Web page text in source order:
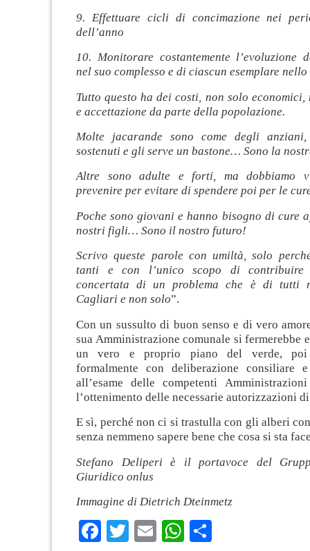
9. Effettuare cicli di concimazione nei
dell’anno
10. Monitorare costantemente l’evoluzione
nel suo complesso e di ciascun esemplare
Tutto questo ha dei costi, non solo economici,
e accettazione da parte della popolazione.
Molte jacarande sono come degli
sostenuti e gli serve un bastone… Sono la
Altre sono adulte e forti, ma dobbiamo
prevenire per evitare di spendere poi per le
Poche sono giovani e hanno bisogno di cure
nostri figli… Sono il nostro futuro!
Scrivo queste parole con umiltà, solo
tanti e con l’unico scopo di contribuire
concertata di un problema che è di tutti
Cagliari e non solo”.
Con un sussulto di buon senso e di vero
sua Amministrazione comunale si fermerebbe
un vero e proprio piano del verde, poi
formalmente con deliberazione consiliare
all’esame delle competenti
l’ottenimento delle necessarie autorizzazioni
E sì, perché non ci si trastulla con gli alberi
senza nemmeno sapere bene che cosa si sta
Stefano Deliperi è il portavoce del
Giuridico onlus
Immagine di Dietrich Dteinmetz
Facebook
TwitterEmailWhatsApp